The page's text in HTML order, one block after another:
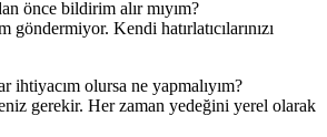
önce bildirim alır mıyım?
Kendi hatırlatıcılarınızı
ihtiyacım olursa ne yapmalıyım?
gerekir. Her zaman yedeğini yerel olarak